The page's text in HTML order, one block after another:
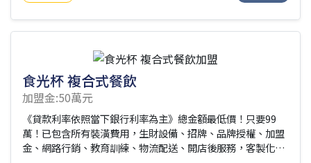
食光杯 複合式餐飲
加盟金:50萬元
《貸款利率依照當下銀行利率為主》總金額最低價！只要99
萬！已包含所有裝潢費用，生財設備、招牌、品牌授權、加盟
金、網路行銷、教育訓練、物流配送、開店後服務，客製化裝